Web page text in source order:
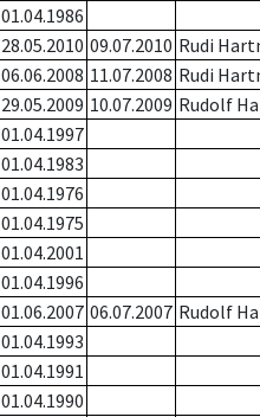
01.04.1986
28.05.2010 09.07.2010 Rudi
06.06.2008 11.07.2008 Rudi
29.05.2009 10.07.2009 Rudolf
01.04.1997
01.04.1983
01.04.1976
01.04.1975
01.04.2001
01.04.1996
01.06.2007 06.07.2007 Rudolf
01.04.1993
01.04.1991
01.04.1990